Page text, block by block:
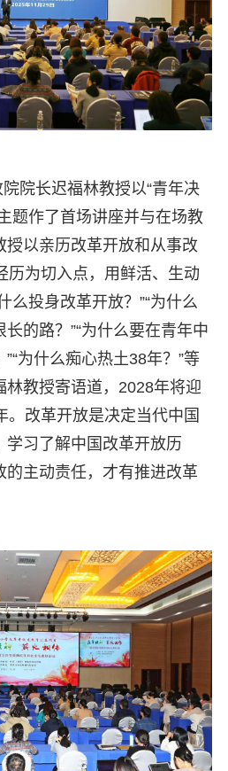
院长迟福林教授以“青年决
题作了首场讲座并与在场教
授以亲历改革开放和从事改
历为切入点，用鲜活、生动
么投身改革开放？”“为什么
的路？”“为什么要在青年中
为什么痴心热土38年？”等
林教授寄语道，2028年将迎
。改革开放是决定当代中国
学习了解中国改革开放历
的主动责任，才有推进改革